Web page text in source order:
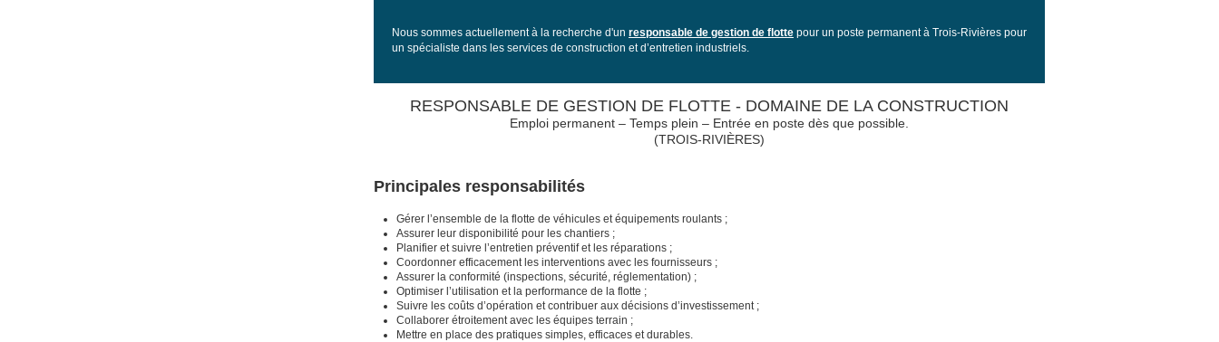
Nous sommes actuellement à la recherche d'un responsable de gestion de flotte pour un poste permanent à Trois-Rivières pour
un spécialiste dans les services de construction et d’entretien industriels.
RESPONSABLE DE GESTION DE FLOTTE - DOMAINE DE LA CONSTRUCTION
Emploi permanent – Temps plein – Entrée en poste dès que possible.
(TROIS-RIVIÈRES)
Principales responsabilités
Gérer l’ensemble de la flotte de véhicules et équipements roulants ;
Assurer leur disponibilité pour les chantiers ;
Planifier et suivre l’entretien préventif et les réparations ;
Coordonner efficacement les interventions avec les fournisseurs ;
Assurer la conformité (inspections, sécurité, réglementation) ;
Optimiser l’utilisation et la performance de la flotte ;
Suivre les coûts d’opération et contribuer aux décisions d’investissement ;
Collaborer étroitement avec les équipes terrain ;
Mettre en place des pratiques simples, efficaces et durables.